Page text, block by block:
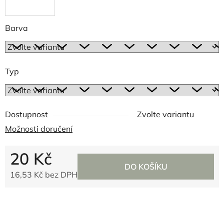
Barva
Typ
Dostupnost
Zvolte variantu
Možnosti doručení
20 Kč
16,53 Kč bez DPH
DO KOŠÍKU